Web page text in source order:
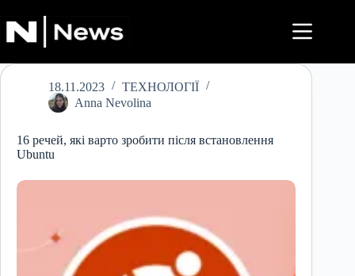
до
вмісту
18.11.2023
ТЕХНОЛОГІЇ
Anna Nevolina
16 речей, які варто зробити після встановлення
Ubuntu